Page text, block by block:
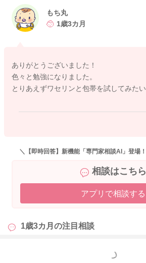
保護するようにしていました。
よかったらいろいろと参考にしていただ
もち丸
1歳3カ月
ありがとうございました！
色々と勉強になりました。
とりあえずワセリンと包帯を試してみた
＼【即時回答】新機能「専門家相談AI」登場
相談はこちら
アプリで相談する
1歳3カ月の注目相談
もっと見る